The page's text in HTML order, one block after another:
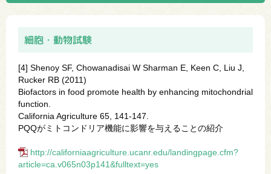
細胞・動物試験
[4] Shenoy SF, Chowanadisai W Sharman E, Keen C, Liu J,
Rucker RB (2011)
Biofactors in food promote health by enhancing mitochondrial
function.
California Agriculture 65, 141-147.
PQQがミトコンドリア機能に影響を与えることの紹介
http://californiaagriculture.ucanr.edu/landingpage.cfm?
article=ca.v065n03p141&fulltext=yes